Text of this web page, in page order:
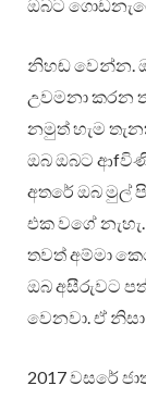
ඔබට
නිහඬ වෙන්න.
උවමනා කරන
නමුත් හැම
ඔබ ඔබට
අතරේ ඔබ මුල්
එක වගේ
තවත් අම්මා
ඔබ අසීරුවට
වෙනවා. ඒ
2017 වසරේ